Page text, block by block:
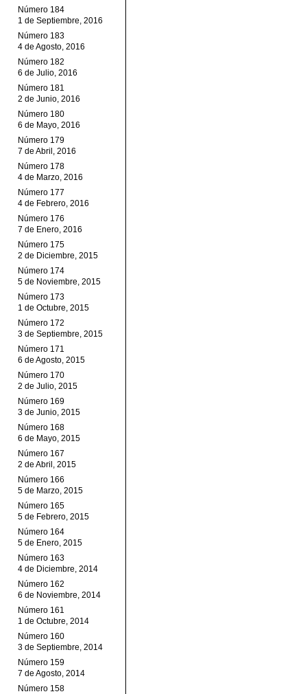
Número 184
1 de Septiembre, 2016
Número 183
4 de Agosto, 2016
Número 182
6 de Julio, 2016
Número 181
2 de Junio, 2016
Número 180
6 de Mayo, 2016
Número 179
7 de Abril, 2016
Número 178
4 de Marzo, 2016
Número 177
4 de Febrero, 2016
Número 176
7 de Enero, 2016
Número 175
2 de Diciembre, 2015
Número 174
5 de Noviembre, 2015
Número 173
1 de Octubre, 2015
Número 172
3 de Septiembre, 2015
Número 171
6 de Agosto, 2015
Número 170
2 de Julio, 2015
Número 169
3 de Junio, 2015
Número 168
6 de Mayo, 2015
Número 167
2 de Abril, 2015
Número 166
5 de Marzo, 2015
Número 165
5 de Febrero, 2015
Número 164
5 de Enero, 2015
Número 163
4 de Diciembre, 2014
Número 162
6 de Noviembre, 2014
Número 161
1 de Octubre, 2014
Número 160
3 de Septiembre, 2014
Número 159
7 de Agosto, 2014
Número 158